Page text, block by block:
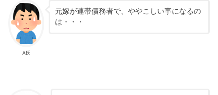
A氏
元嫁が連帯債務者で、ややこしい事になるの
は・・・